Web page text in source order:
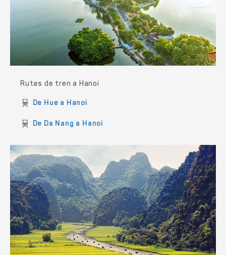
Rutas de tren a Hanoi
De Hue a Hanoi
De Da Nang a Hanoi